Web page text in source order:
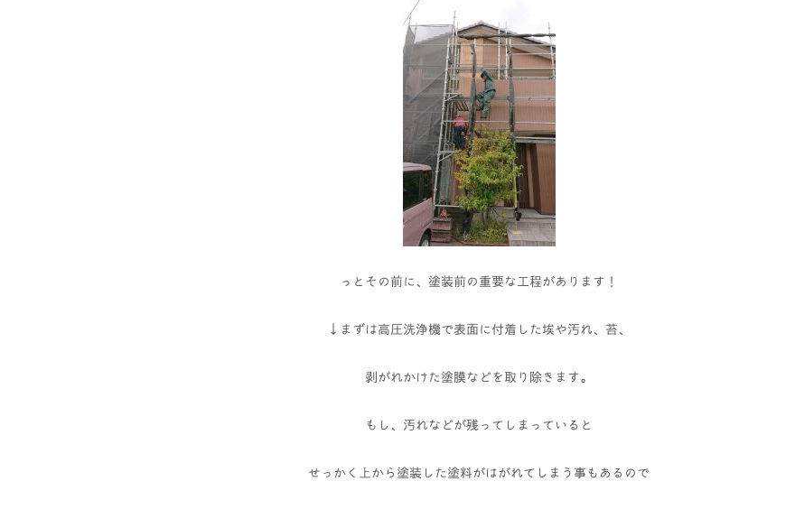
っとその前に、塗装前の重要な工程があります！
↓まずは高圧洗浄機で表面に付着した埃や汚れ、苔、
剥がれかけた塗膜などを取り除きます。
もし、汚れなどが残ってしまっていると
せっかく上から塗装した塗料がはがれてしまう事もあるので